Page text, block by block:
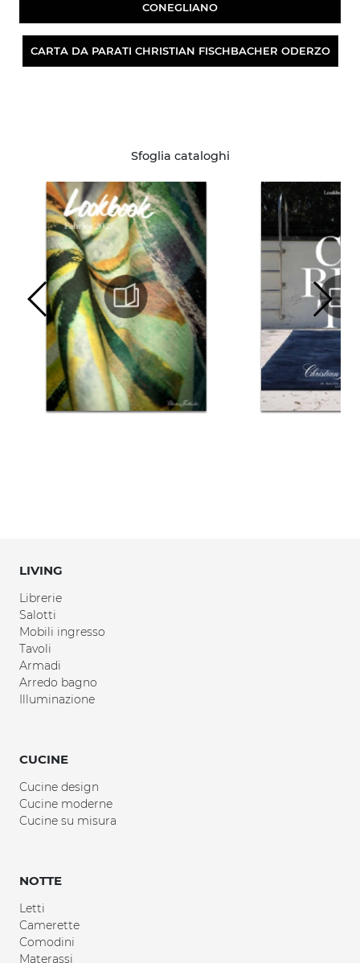
CONEGLIANO
CARTA DA PARATI CHRISTIAN FISCHBACHER ODERZO
Sfoglia cataloghi
LIVING
Librerie
Salotti
Mobili ingresso
Tavoli
Armadi
Arredo bagno
Illuminazione
CUCINE
Cucine design
Cucine moderne
Cucine su misura
NOTTE
Letti
Camerette
Comodini
Materassi